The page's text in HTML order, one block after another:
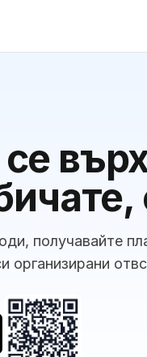
получавайте
организирани